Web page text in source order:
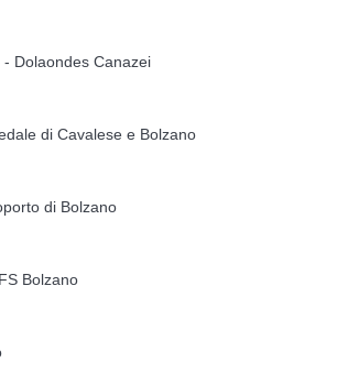
Dolaondes Canazei
di Cavalese e Bolzano
di Bolzano
Bolzano